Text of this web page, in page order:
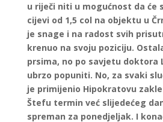
u riječi niti u mogućnost da će
cijevi od 1,5 col na objektu u
je snage i na radost svih
krenuo na svoju poziciju.
prsima, no po savjetu doktora
ubrzo popuniti. No, za svaki
je primijenio Hipokratovu
Štefu termin već slijedećeg
spreman za ponedjeljak. I